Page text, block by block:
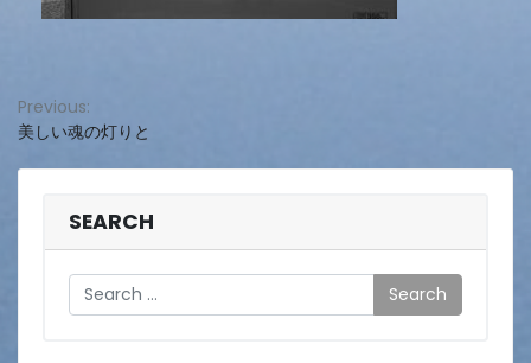
投
稿
Previous:
美しい魂の灯りと
SEARCH
Search